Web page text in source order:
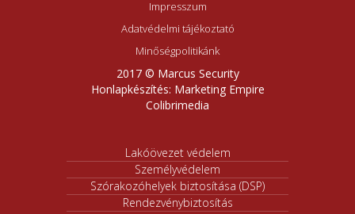
Impresszum
Adatvédelmi tájékoztató
Minőségpolitikánk
2017 © Marcus Security
Honlapkészítés: Marketing Empire
Colibrimedia
Lakóövezet védelem
Személyvédelem
Szórakozóhelyek biztosítása (DSP)
Rendezvénybiztosítás